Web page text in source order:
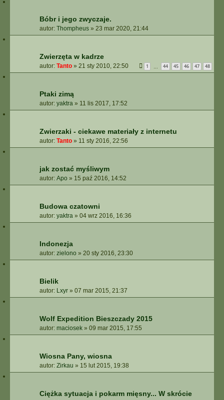
Bóbr i jego zwyczaje.
autor: Thompheus » 23 mar 2020, 21:44
Zwierzęta w kadrze
autor: Tanto » 21 sty 2010, 22:50 1 44 45 46 47 48
Ptaki zimą
autor: yaktra » 11 lis 2017, 17:52
Zwierzaki - ciekawe materiały z internetu
autor: Tanto » 11 sty 2016, 22:56
jak zostać myśliwym
autor: Apo » 15 paź 2016, 14:52
Budowa czatowni
autor: yaktra » 04 wrz 2016, 16:36
Indonezja
autor: zielono » 20 sty 2016, 23:30
Bielik
autor: Lxyr » 07 mar 2015, 21:37
Wolf Expedition Bieszczady 2015
autor: maciosek » 09 mar 2015, 17:55
Wiosna Pany, wiosna
autor: Zirkau » 15 lut 2015, 19:38
Ciężka sytuacja i pokarm mięsny... W skrócie